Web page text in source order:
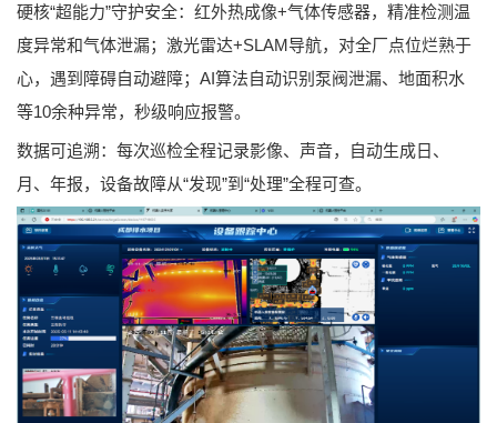
硬核“超能力”守护安全：红外热成像+气体传感器，精准检测温
度异常和气体泄漏；激光雷达+SLAM导航，对全厂点位烂熟于
心，遇到障碍自动避障；AI算法自动识别泵阀泄漏、地面积水
等10余种异常，秒级响应报警。
数据可追溯：每次巡检全程记录影像、声音，自动生成日、
月、年报，设备故障从“发现”到“处理”全程可查。